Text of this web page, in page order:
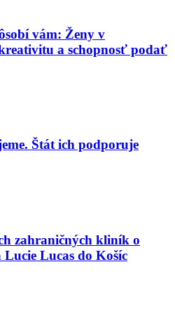
vám: Ženy v
a schopnosť podať
Štát ich podporuje
zahraničných kliník o
Lucie Lucas do Košíc